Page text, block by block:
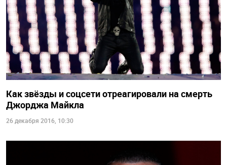
Как звёзды и соцсети отреагировали на смерть
Джорджа Майкла
26 декабря 2016, 10:30